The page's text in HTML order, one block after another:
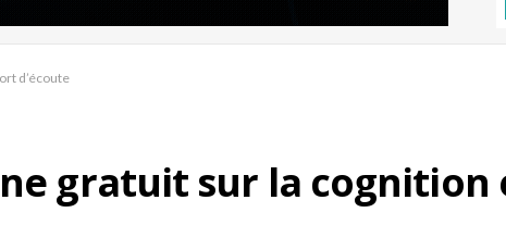
d’écoute
gratuit sur la cognition